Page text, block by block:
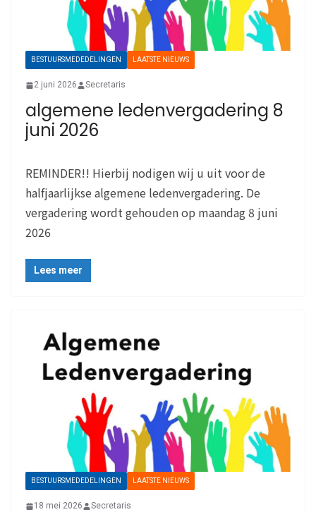
BESTUURSMEDEDELINGEN LAATSTE NIEUWS
2 juni 2026 Secretaris
algemene ledenvergadering 8
juni 2026
REMINDER!! Hierbij nodigen wij u uit voor de
halfjaarlijkse algemene ledenvergadering. De
vergadering wordt gehouden op maandag 8 juni
2026
Lees meer
BESTUURSMEDEDELINGEN LAATSTE NIEUWS
18 mei 2026 Secretaris